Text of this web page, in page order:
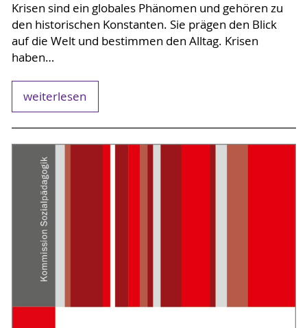
Krisen sind ein globales Phänomen und gehören zu
den historischen Konstanten. Sie prägen den Blick
auf die Welt und bestimmen den Alltag. Krisen
haben…
weiterlesen